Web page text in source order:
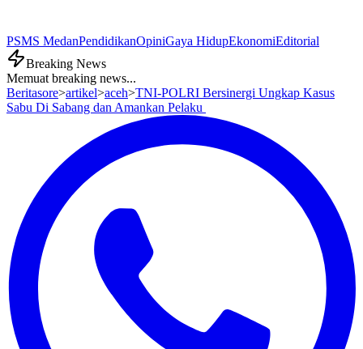
PSMS MedanPendidikanOpiniGaya HidupEkonomiEditorial
Breaking News
Memuat breaking news...
Beritasore>artikel>aceh>TNI-POLRI Bersinergi Ungkap Kasus
Sabu Di Sabang dan Amankan Pelaku